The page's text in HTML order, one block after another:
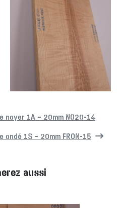
noyer 1A – 20mm NO20-14
1S – 20mm FRON-15
aussi